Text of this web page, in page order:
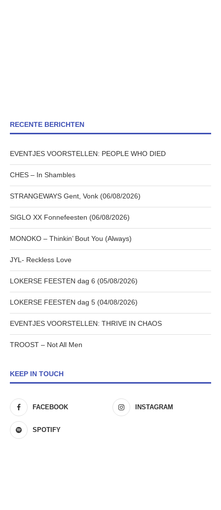
RECENTE BERICHTEN
EVENTJES VOORSTELLEN: PEOPLE WHO DIED
CHES – In Shambles
STRANGEWAYS Gent, Vonk (06/08/2026)
SIGLO XX Fonnefeesten (06/08/2026)
MONOKO – Thinkin’ Bout You (Always)
JYL- Reckless Love
LOKERSE FEESTEN dag 6 (05/08/2026)
LOKERSE FEESTEN dag 5 (04/08/2026)
EVENTJES VOORSTELLEN: THRIVE IN CHAOS
TROOST – Not All Men
KEEP IN TOUCH
FACEBOOK INSTAGRAM
SPOTIFY